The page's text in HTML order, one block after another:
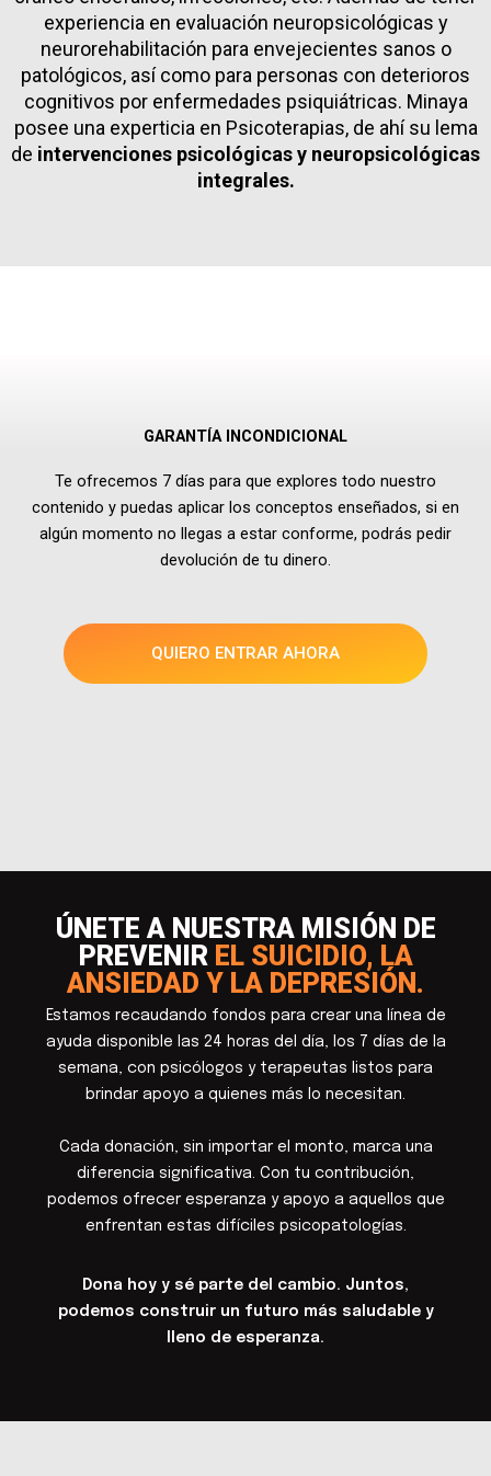
experiencia en evaluación neuropsicológicas y
neurorehabilitación para envejecientes sanos o
patológicos, así como para personas con deterioros
cognitivos por enfermedades psiquiátricas. Minaya
posee una experticia en Psicoterapias, de ahí su lema
de intervenciones psicológicas y neuropsicológicas
integrales.
GARANTÍA INCONDICIONAL
Te ofrecemos 7 días para que explores todo nuestro
contenido y puedas aplicar los conceptos enseñados, si en
algún momento no llegas a estar conforme, podrás pedir
devolución de tu dinero.
QUIERO ENTRAR AHORA
ÚNETE A NUESTRA MISIÓN DE
PREVENIR EL SUICIDIO, LA
ANSIEDAD Y LA DEPRESIÓN.
Estamos recaudando fondos para crear una línea de
ayuda disponible las 24 horas del día, los 7 días de la
semana, con psicólogos y terapeutas listos para
brindar apoyo a quienes más lo necesitan.
Cada donación, sin importar el monto, marca una
diferencia significativa. Con tu contribución,
podemos ofrecer esperanza y apoyo a aquellos que
enfrentan estas difíciles psicopatologías.
Dona hoy y sé parte del cambio. Juntos,
podemos construir un futuro más saludable y
lleno de esperanza.